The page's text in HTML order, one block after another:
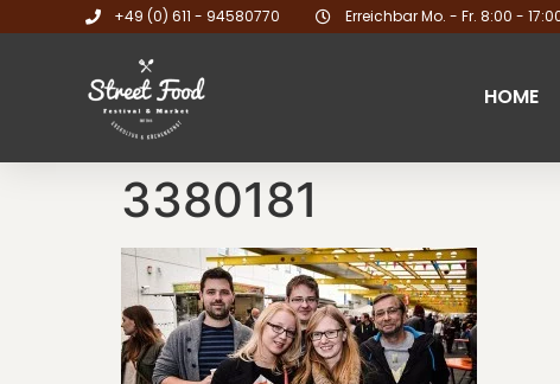
+49 (0) 611 - 94580770 Erreichbar Mo. - Fr. 8:00 -
HOME
3380181